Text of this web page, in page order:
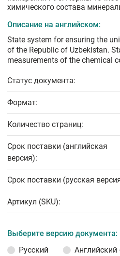
химического состава
Описание на английском:
State system for ensuring the
of the Republic of Uzbekistan.
measurements of the chemical
Статус документа:
Формат:
Количество страниц:
Срок поставки (английская
версия):
Срок поставки (русская
Артикул (SKU):
Выберите версию документа:
Русский
Английский